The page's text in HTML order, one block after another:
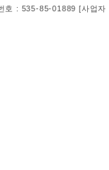
호 : 535-85-01889[사업자